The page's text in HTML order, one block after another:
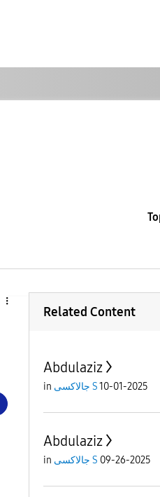
Related Content
Abdulaziz
in جالاكسى S10-01-2025
Abdulaziz
in جالاكسى S 09-26-2025